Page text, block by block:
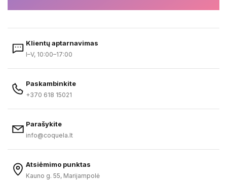
Klientų aptarnavimas
I–V, 10:00–17:00
Paskambinkite
+370 618 15021
Parašykite
info@coquela.lt
Atsiėmimo punktas
Kauno g. 55, Marijampolė